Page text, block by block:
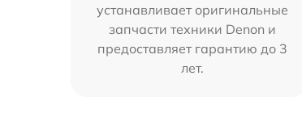
устанавливает оригинальные
запчасти техники Denon и
предоставляет гарантию до 3
лет.